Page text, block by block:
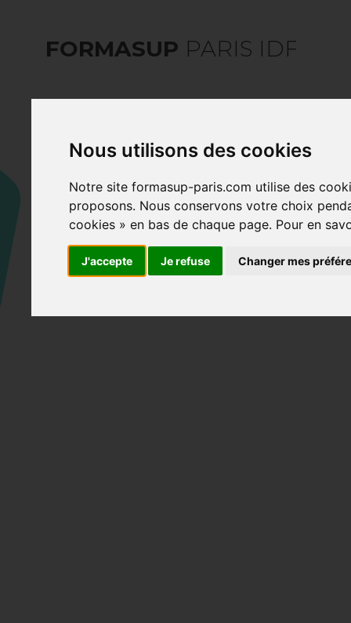
Nous utilisons des cookies
Notre site formasup-paris.com utilise des
proposons. Nous conservons votre choix
cookies » en bas de chaque page. Pour en
J'accepte Je refuse Changer mes
FORMASUP PARIS IDF
Santé et